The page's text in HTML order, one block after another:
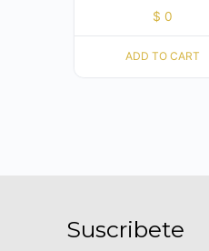
$ 0
ADD TO CART
Suscribete